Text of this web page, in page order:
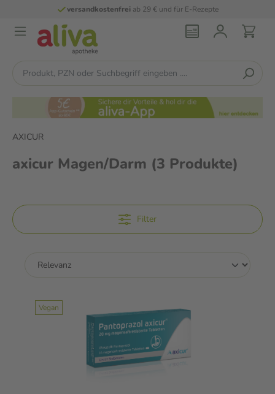
versandkostenfreiab 29 € und für E-Rezepte
AXICUR
axicur Magen/Darm (3 Produkte)
Filter
Vegan